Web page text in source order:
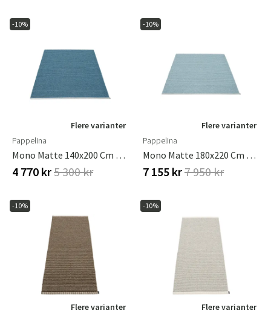
-10%
Flere varianter
Pappelina
Mono Matte 140x200 Cm Ocean Blue / Dove Blue
4 770 kr5 300 kr
-10%
Flere varianter
Pappelina
Mono Matte 180x220 Cm Blue Fog / Dove Blue
7 155 kr7 950 kr
-10%
Flere varianter
-10%
Flere varianter